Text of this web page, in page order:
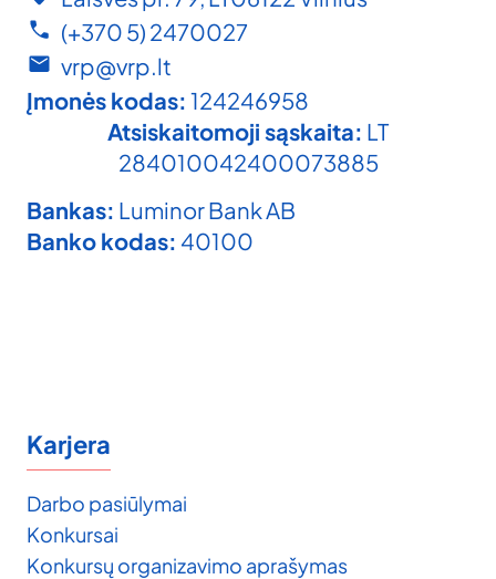
(+370 5) 2470027
vrp@vrp.lt
Įmonės kodas: 124246958
Atsiskaitomoji sąskaita: LT
284010042400073885
Bankas: Luminor Bank AB
Banko kodas: 40100
Karjera
Darbo pasiūlymai
Konkursai
Konkursų organizavimo aprašymas